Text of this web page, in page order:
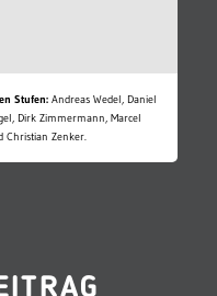
Stufen: Andreas Wedel, Daniel
Dirk Zimmermann, Marcel
Christian Zenker.